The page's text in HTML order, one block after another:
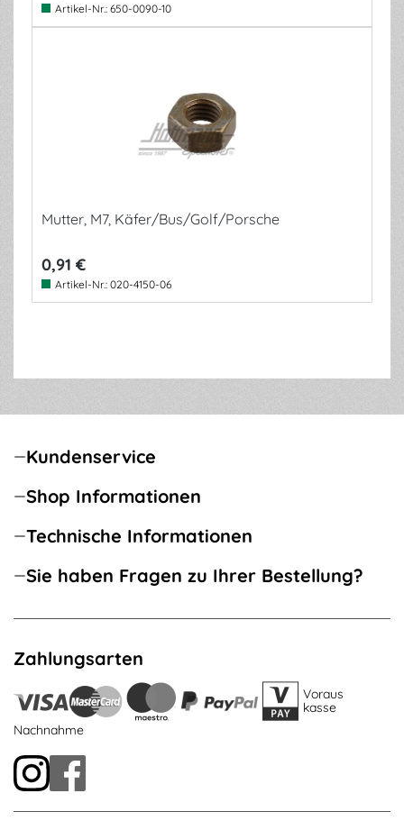
Artikel-Nr.: 650-0090-10
Mutter, M7, Käfer/Bus/Golf/Porsche
0,91 €
Artikel-Nr.: 020-4150-06
Kundenservice
Shop Informationen
Technische Informationen
Sie haben Fragen zu Ihrer Bestellung?
Zahlungsarten
Voraus
kasse
Nachnahme